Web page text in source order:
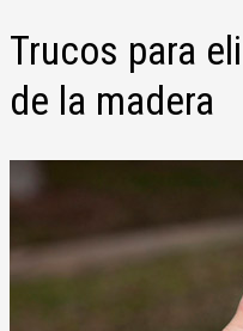
Trucos para
de la madera